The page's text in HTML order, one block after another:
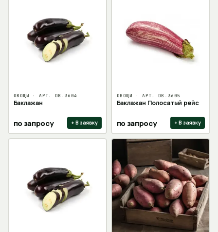
ОВОЩИ · АРТ. DB-3604
Баклажан
по запросу + В заявку
ОВОЩИ · АРТ. DB-3605
Баклажан Полосатый рейс
по запросу + В заявку